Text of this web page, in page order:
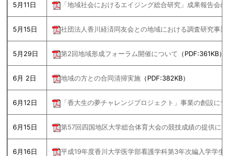
5月11日 「地域社会におけるエイジング総合研究」成果報告会
5月15日 社団法人香川経済同友会との地域における調査研究事
5月29日 第2回地域形成フォーラム開催について （PDF:361KB）
6月 2日 地域の方との合同清掃実施 （PDF:382KB）
6月12日 「香大生の夢チャレンジプロジェクト」事業の創設につ
6月15日 第57回四国地区大学総合体育大会の競技成績の提供に
6月16日 平成19年度香川大学医学部看護学科第3年次編入学学生